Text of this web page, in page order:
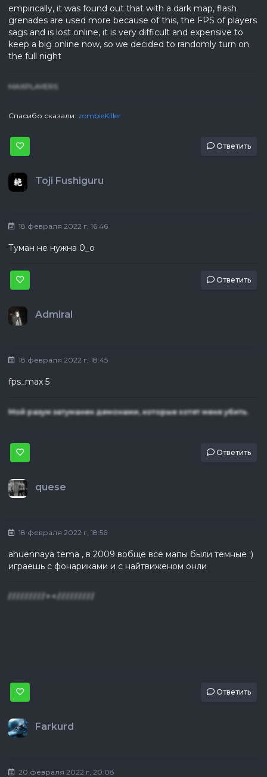
empirically, it was found out that with a dark map, flash
grenades are used more because of this, the FPS of players
sags and is lost online, it is very difficult and expensive to
keep a big online now, so we decided to randomly turn on
the full night
MAXPLAYERS
Спасибо сказали: zombieKiller
Ответить
Toji Fushiguru
18 февраля 2022 г, 16:46
Туман не нужна 0_о
Ответить
Admiral
18 февраля 2022 г, 18:45
fps_max 5
Мой разум затуманен демонами, которые хотят меня убить.
Ответить
quese
18 февраля 2022 г, 18:56
ahuennaya tema , в 2009 вобще все мапы были темные :)
играешь с фонариками и с найтвиженом онли
/ / / / / / / / / > < / / / / / / / / /
Ответить
Farkurd
20 февраля 2022 г, 20:08